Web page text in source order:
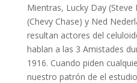
Mientras, Lucky Day
(Chevy Chase) y Ned
resultan actores del
hablan a las 3 Amistades
1916. Cuando piden
nuestro patrón de el